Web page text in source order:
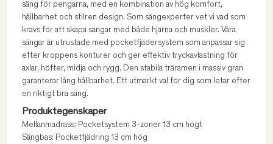
säng för pengarna, med en kombination av hög komfort,
hållbarhet och stilren design. Som sängexperter vet vi vad som
krävs för att skapa sängar med både hjärna och muskler. Våra
sängar är utrustade med pocketfjädersystem som anpassar sig
efter kroppens konturer och ger effektiv tryckavlastning för
axlar, höfter, midja och rygg. Den stabila träramen i massiv gran
garanterar lång hållbarhet. Ett utmärkt val för dig som letar efter
en riktigt bra säng.
Produktegenskaper
Mellanmadrass: Pocketsystem 3-zoner 13 cm högt
Sängbas: Pocketfjädring 13 cm hög